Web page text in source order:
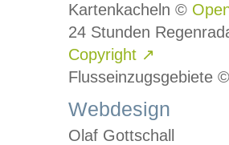
Kartenkacheln ©
24 Stunden
Copyright ↗
Flusseinzugsgebiete
Webdesign
Olaf Gottschall